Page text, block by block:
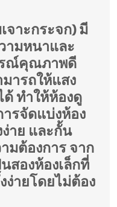
าะกระจก) มี
ามหนาและ
รณ์คุณภาพดี
ารถให้แสง
ทำให้ห้องดู
รจัดแบ่งห้อง
ง่าย และกั้น
มต้องการ จาก
สองห้องเล็กที่
ง่ายโดยไม่ต้อง